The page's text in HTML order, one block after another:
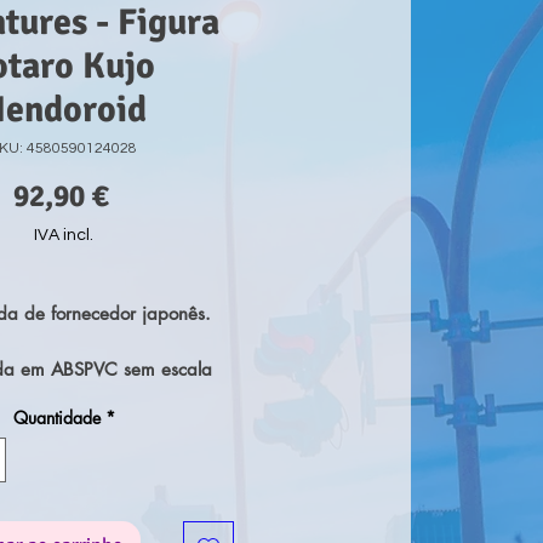
- Figura
Kujo
4580590124028
92,90 €Preço
IVA incl.
de fornecedor japonês.
em ABSPVC sem escala
10 cms de altura.
adicioná-lo à tua colecção!
Quantidade *